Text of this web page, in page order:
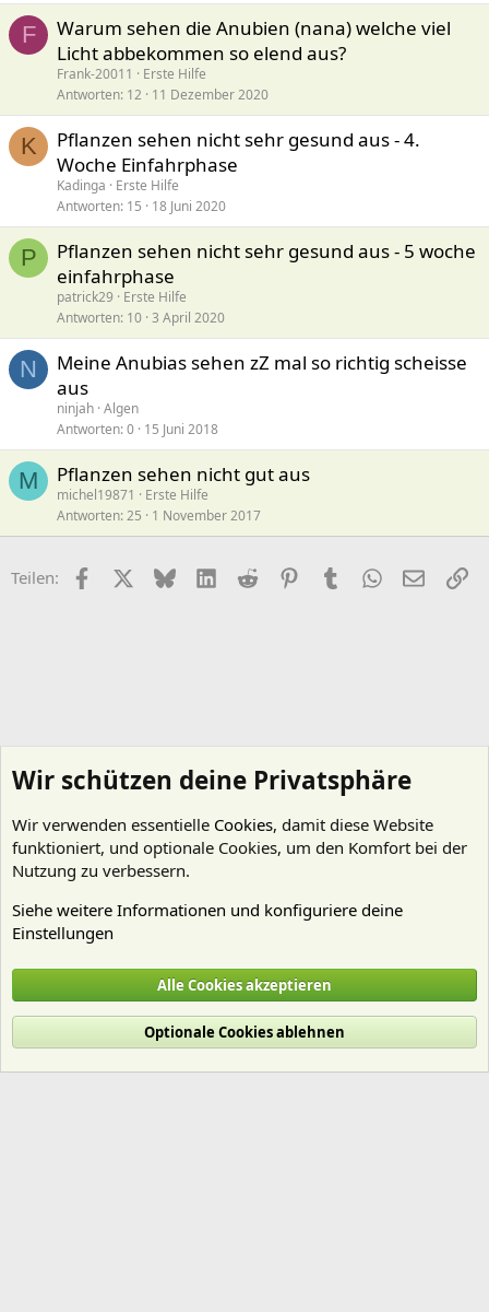
F
Warum sehen die Anubien (nana) welche viel
Licht abbekommen so elend aus?
Frank-20011
Erste Hilfe
Antworten 12 11 Dezember 2020
K
Pflanzen sehen nicht sehr gesund aus - 4.
Woche Einfahrphase
Kadinga
Erste Hilfe
Antworten 15 18 Juni 2020
P
Pflanzen sehen nicht sehr gesund aus - 5 woche
einfahrphase
patrick29
Erste Hilfe
Antworten 10 3 April 2020
N
Meine Anubias sehen zZ mal so richtig scheisse
aus
ninjah Algen
Antworten 0 15 Juni 2018
M Pflanzen sehen nicht gut aus
michel19871
Erste Hilfe
Antworten 25 1 November 2017
Teilen: FacebookX (Twitter)
BlueskyLinkedIn
Reddit PinterestTumblr WhatsApp
E-Mail
Cookies
Deutsch (Du)
Nutzungsbedingungen
Datenschutz Hilfe und Impressum
R
Wir schützen deine Privatsphäre
Wir verwenden essentielle Cookies, damit diese Website
funktioniert, und optionale Cookies, um den Komfort bei der
Nutzung zu verbessern.
Siehe weitere Informationen und konfiguriere deine
Einstellungen
Alle Cookies akzeptieren
Optionale Cookies ablehnen